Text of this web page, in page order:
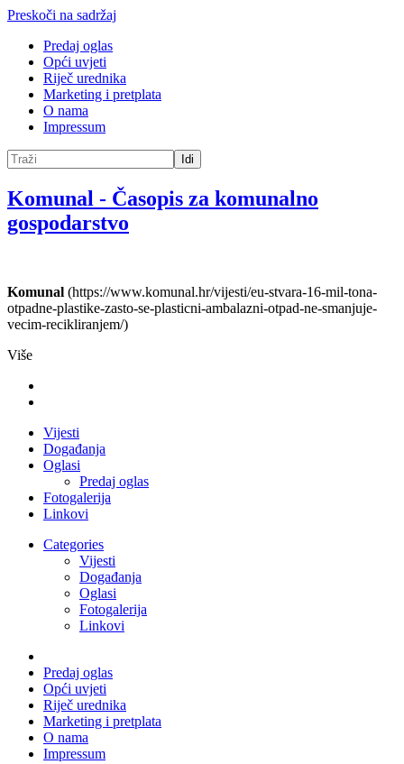
Preskoči na sadržaj
Predaj oglas
Opći uvjeti
Riječ urednika
Marketing i pretplata
O nama
Impressum
Idi
Komunal - Časopis za komunalno
gospodarstvo
Komunal (https://www.komunal.hr/vijesti/eu-stvara-16-mil-tona-
otpadne-plastike-zasto-se-plasticni-ambalazni-otpad-ne-smanjuje-
vecim-recikliranjem/)
Više
Vijesti
Događanja
Oglasi
Predaj oglas
Fotogalerija
Linkovi
Categories
Vijesti
Događanja
Oglasi
Fotogalerija
Linkovi
Predaj oglas
Opći uvjeti
Riječ urednika
Marketing i pretplata
O nama
Impressum